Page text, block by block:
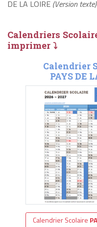
DE LA LOIRE (Version texte)
Calendriers
imprimer ⤵
Calendrier
PAYS DE
Calendrier Scolaire